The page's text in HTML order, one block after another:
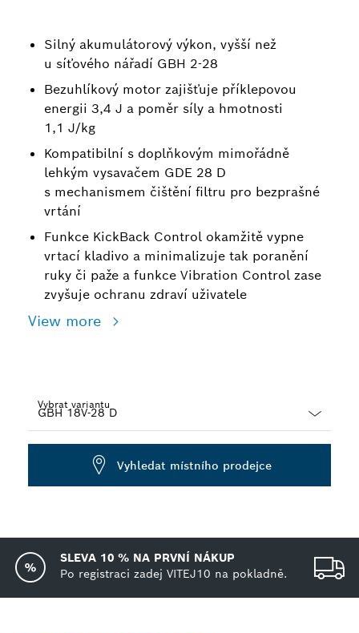
Silný akumulátorový výkon, vyšší než
u síťového nářadí GBH 2-28
Bezuhlíkový motor zajišťuje příklepovou
energii 3,4 J a poměr síly a hmotnosti
1,1 J/kg
Kompatibilní s doplňkovým mimořádně
lehkým vysavačem GDE 28 D
s mechanismem čištění filtru pro bezprašné
vrtání
Funkce KickBack Control okamžitě vypne
vrtací kladivo a minimalizuje tak poranění
ruky či paže a funkce Vibration Control zase
zvyšuje ochranu zdraví uživatele
View more
Vybrat variantu
Vyhledat místního prodejce
SLEVA 10 % NA PRVNÍ NÁKUP
Po registraci zadej VITEJ10 na pokladně.